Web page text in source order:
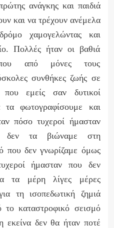
ανάγκης και παιδιά
και να τρέχουν ανέμελα
χαμογελώντας και
Πολλές ήταν οι βαθιά
που από μόνες τους
συνθήκες ζωής σε
εμείς σαν δυτικοί
τα φωτογραφίσουμε και
πόσο τυχεροί ήμασταν
τα βιώναμε στη
που δεν γνωρίζαμε όμως
ήμασταν που δεν
τα μέρη λίγες μέρες
τη ισοπεδωτική ζημιά
το καταστροφικό σεισμό
δεν θα ήταν ποτέ